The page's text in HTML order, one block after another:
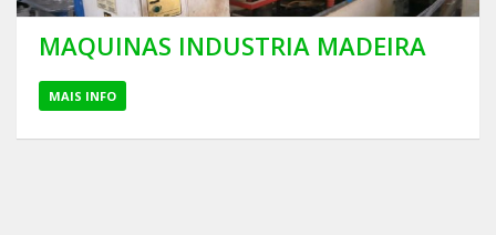
MAQUINAS INDUSTRIA MADEIRA
MAIS INFO